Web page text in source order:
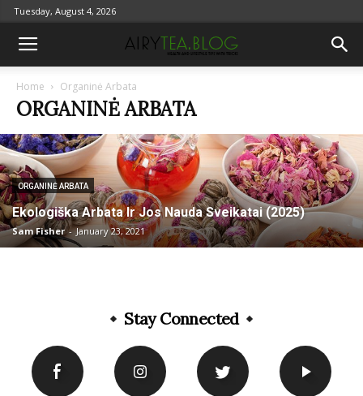
Tuesday, August 4, 2026
Home Organinė Arbata
ORGANINĖ ARBATA
ORGANINĖ ARBATA
Ekologiška Arbata Ir Jos Nauda Sveikatai (2025)
Sam Fisher - January 23, 2021
Stay Connected